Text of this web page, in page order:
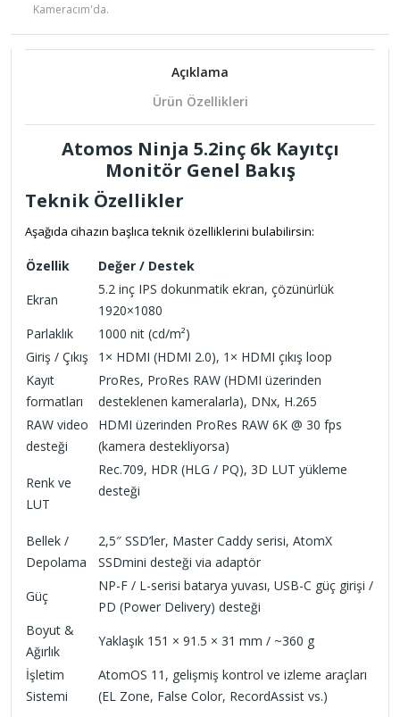
Kameracım'da.
Açıklama
Ürün Özellikleri
Atomos Ninja 5.2inç 6k Kayıtçı
Monitör Genel Bakış
Teknik Özellikler
Aşağıda cihazın başlıca teknik özelliklerini bulabilirsin:
Özellik
Değer / Destek
Ekran
5.2 inç IPS dokunmatik ekran, çözünürlük
1920×1080
Parlaklık
1000 nit (cd/m²)
Giriş / Çıkış
1× HDMI (HDMI 2.0), 1× HDMI çıkış loop
Kayıt
formatları
ProRes, ProRes RAW (HDMI üzerinden
desteklenen kameralarla), DNx, H.265
RAW video
desteği
HDMI üzerinden ProRes RAW 6K @ 30 fps
(kamera destekliyorsa)
Renk ve
LUT
Rec.709, HDR (HLG / PQ), 3D LUT yükleme
desteği
Bellek /
Depolama
2,5″ SSD’ler, Master Caddy serisi, AtomX
SSDmini desteği via adaptör
Güç
NP-F / L-serisi batarya yuvası, USB-C güç girişi /
PD (Power Delivery) desteği
Boyut &
Ağırlık
Yaklaşık 151 × 91.5 × 31 mm / ~360 g
İşletim
Sistemi
AtomOS 11, gelişmiş kontrol ve izleme araçları
(EL Zone, False Color, RecordAssist vs.)